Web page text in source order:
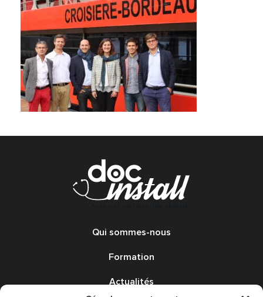
Qui sommes-nous
Formation
Actualités